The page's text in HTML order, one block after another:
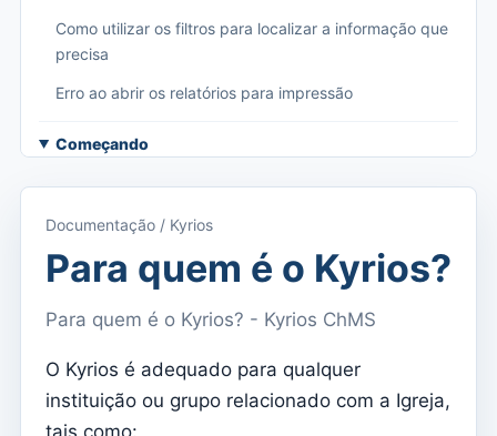
Como utilizar os filtros para localizar a informação que
precisa
Erro ao abrir os relatórios para impressão
Começando
Acesso à documentação
Menu principal (aplicações)
Alternar entre subscrições
Dashboard
Menu do utilizador
Documentação / Kyrios
Para quem é o Kyrios?
Para quem é o Kyrios? - Kyrios ChMS
O Kyrios é adequado para qualquer
instituição ou grupo relacionado com a Igreja,
tais como: